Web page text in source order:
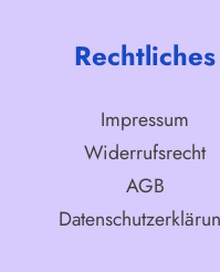
Rechtliches
Impressum
Widerrufsrecht
AGB